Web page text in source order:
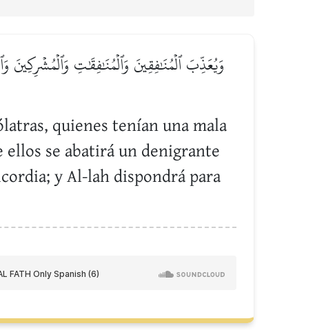
وَيُعَذِّبَ ٱلۡمُنَٰفِقِينَ وَٱلۡمُنَٰفِقَٰتِ وَٱلۡمُشۡرِكِينَ
quienes tenían una mala
ellos se abatirá un denigrante
y Al-lah dispondrá para